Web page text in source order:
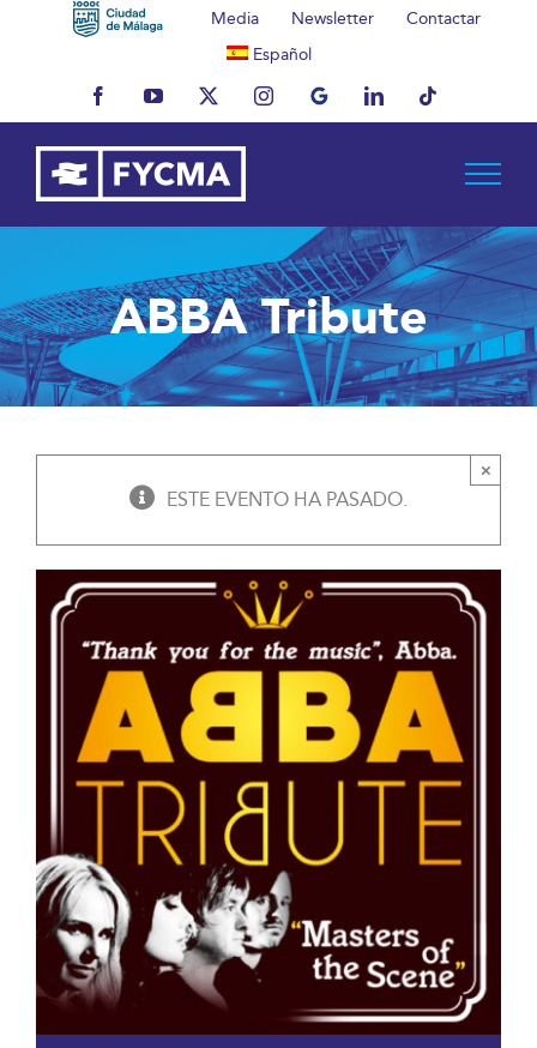
Media Newsletter
Contactar
Español
FacebookYouTubeX InstagramMyBusinessLinkedInTiktok
ABBA Tribute
ESTE EVENTO HA PASADO.
×